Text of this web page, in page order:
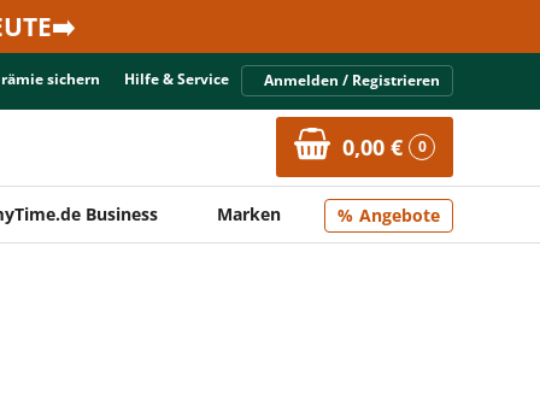
sichern Hilfe & Service Anmelden / Registrieren
0,00 € 0
Business Marken Angebote